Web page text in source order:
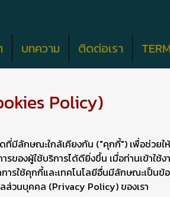
บทความ ติดต่อเรา
Policy)
ที่มีลักษณะใกล้เคียงกัน ("คุกกี้") เพื่อช่วย
งผู้ใช้บริการได้ดียิ่งขึ้น เมื่อท่านเข้าใช้ง
รใช้คุกกี้และเทคโนโลยีอื่นมีลักษณะเป็น
ส่วนบุคคล (Privacy Policy) ของเรา